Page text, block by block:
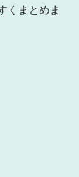
くまとめま